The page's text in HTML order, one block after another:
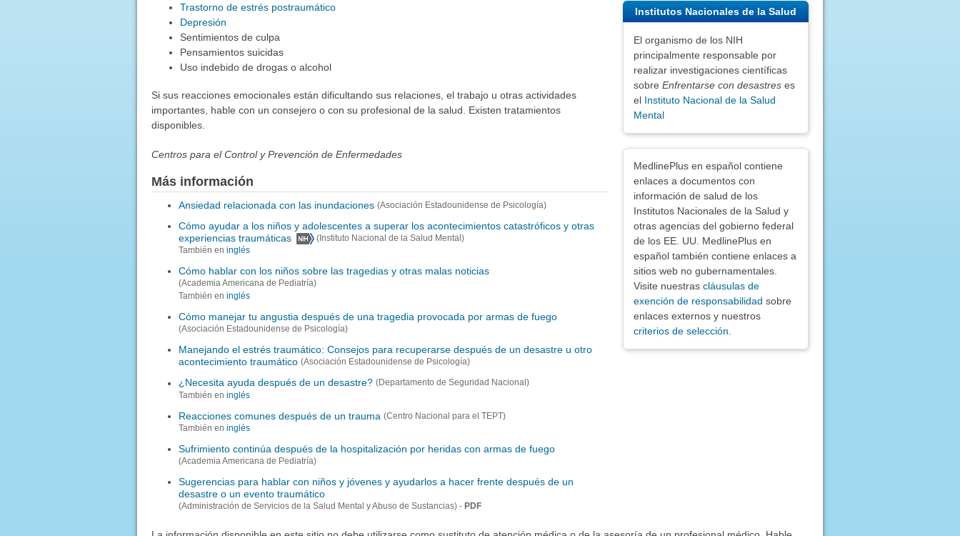
Trastorno de estrés postraumático
Depresión
Sentimientos de culpa
Pensamientos suicidas
Uso indebido de drogas o alcohol
Si sus reacciones emocionales están dificultando sus relaciones, el trabajo u otras actividades
importantes, hable con un consejero o con su profesional de la salud. Existen tratamientos
disponibles.
Centros para el Control y Prevención de Enfermedades
Más información
Ansiedad relacionada con las inundaciones (Asociación Estadounidense de Psicología)
Cómo ayudar a los niños y adolescentes a superar los acontecimientos catastróficos y otras
experiencias traumáticas
(Instituto Nacional de la Salud Mental)
También en inglés
Cómo hablar con los niños sobre las tragedias y otras malas noticias
(Academia Americana de Pediatría)
También en inglés
Cómo manejar tu angustia después de una tragedia provocada por armas de fuego
(Asociación Estadounidense de Psicología)
Manejando el estrés traumático: Consejos para recuperarse después de un desastre u otro
acontecimiento traumático (Asociación Estadounidense de Psicología)
¿Necesita ayuda después de un desastre? (Departamento de Seguridad Nacional)
También en inglés
Reacciones comunes después de un trauma (Centro Nacional para el TEPT)
También en inglés
Sufrimiento continúa después de la hospitalización por heridas con armas de fuego
(Academia Americana de Pediatría)
Sugerencias para hablar con niños y jóvenes y ayudarlos a hacer frente después de un
desastre o un evento traumático
(Administración de Servicios de la Salud Mental y Abuso de Sustancias)- PDF
Institutos Nacionales de la Salud
El organismo de los NIH
principalmente responsable por
realizar investigaciones científicas
sobre Enfrentarse con desastreses
el Instituto Nacional de la Salud
Mental
MedlinePlus en español contiene
enlaces a documentos con
información de salud de los
Institutos Nacionales de la Salud y
otras agencias del gobierno federal
de los EE. UU. MedlinePlus en
español también contiene enlaces a
sitios web no gubernamentales.
Visite nuestras cláusulas de
exención de responsabilidad sobre
enlaces externos y nuestros
criterios de selección